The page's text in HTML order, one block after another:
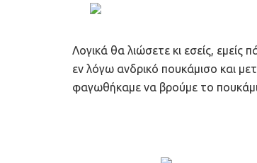
Λογικά θα λιώσετε κι εσείς,
εν λόγω ανδρικό πουκάμισο και
φαγωθήκαμε να βρούμε το